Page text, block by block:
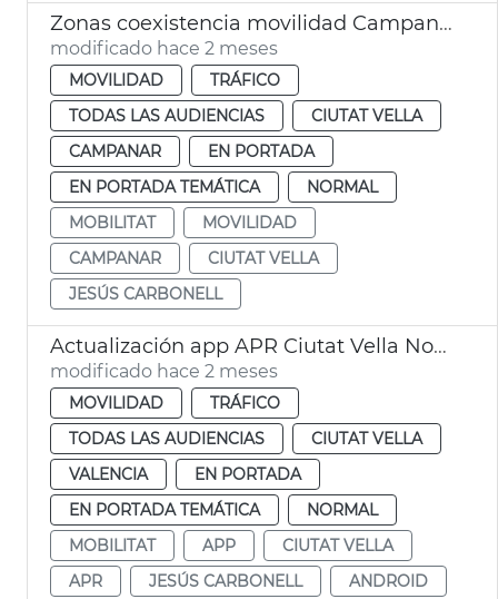
Zonas coexistencia movilidad Campanario y Ciutat Vella València
modificado hace 2 meses
MOVILIDAD
TRÁFICO
TODAS LAS AUDIENCIAS
CIUTAT VELLA
CAMPANAR
EN PORTADA
EN PORTADA TEMÁTICA
NORMAL
MOBILITAT
MOVILIDAD
CAMPANAR
CIUTAT VELLA
JESÚS CARBONELL
Actualización app APR Ciutat Vella Norte València
modificado hace 2 meses
MOVILIDAD
TRÁFICO
TODAS LAS AUDIENCIAS
CIUTAT VELLA
VALENCIA
EN PORTADA
EN PORTADA TEMÁTICA
NORMAL
MOBILITAT
APP
CIUTAT VELLA
APR
JESÚS CARBONELL ANDROID